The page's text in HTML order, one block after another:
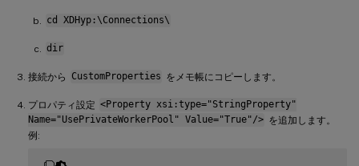
cd XDHyp:\Connections\
dir
接続から CustomProperties をメモ帳にコピーします。
プロパティ設定 <Property xsi:type="StringProperty"
Name="UsePrivateWorkerPool" Value="True"/> を追加します。
例: